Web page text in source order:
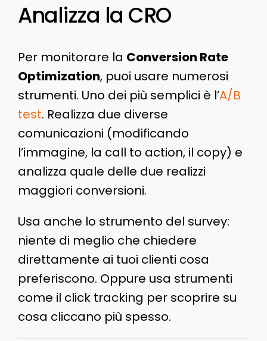
Analizza la CRO
Per monitorare la Conversion Rate
Optimization, puoi usare numerosi
strumenti. Uno dei più semplici è l’A/B
test. Realizza due diverse
comunicazioni (modificando
l’immagine, la call to action, il copy) e
analizza quale delle due realizzi
maggiori conversioni.
Usa anche lo strumento del survey:
niente di meglio che chiedere
direttamente ai tuoi clienti cosa
preferiscono. Oppure usa strumenti
come il click tracking per scoprire su
cosa cliccano più spesso.